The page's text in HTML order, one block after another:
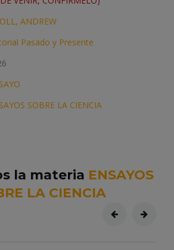
ANDREW
Pasado y Presente
SOBRE LA CIENCIA
la materia ENSAYOS
LA CIENCIA